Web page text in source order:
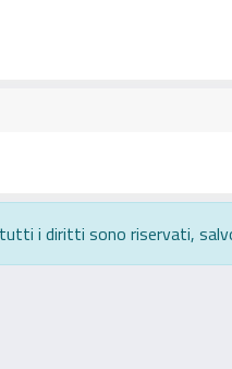
i diritti sono riservati,